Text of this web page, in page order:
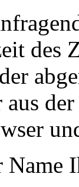
des
aus
Name